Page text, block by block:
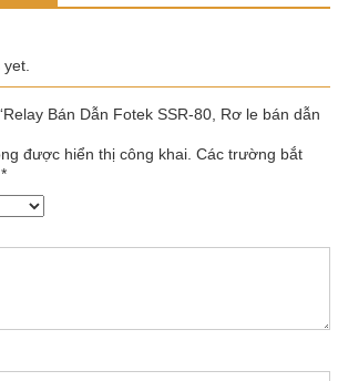
Bán Dẫn Fotek SSR-80, Rơ le bán dẫn
được hiển thị công khai. Các trường bắt
*